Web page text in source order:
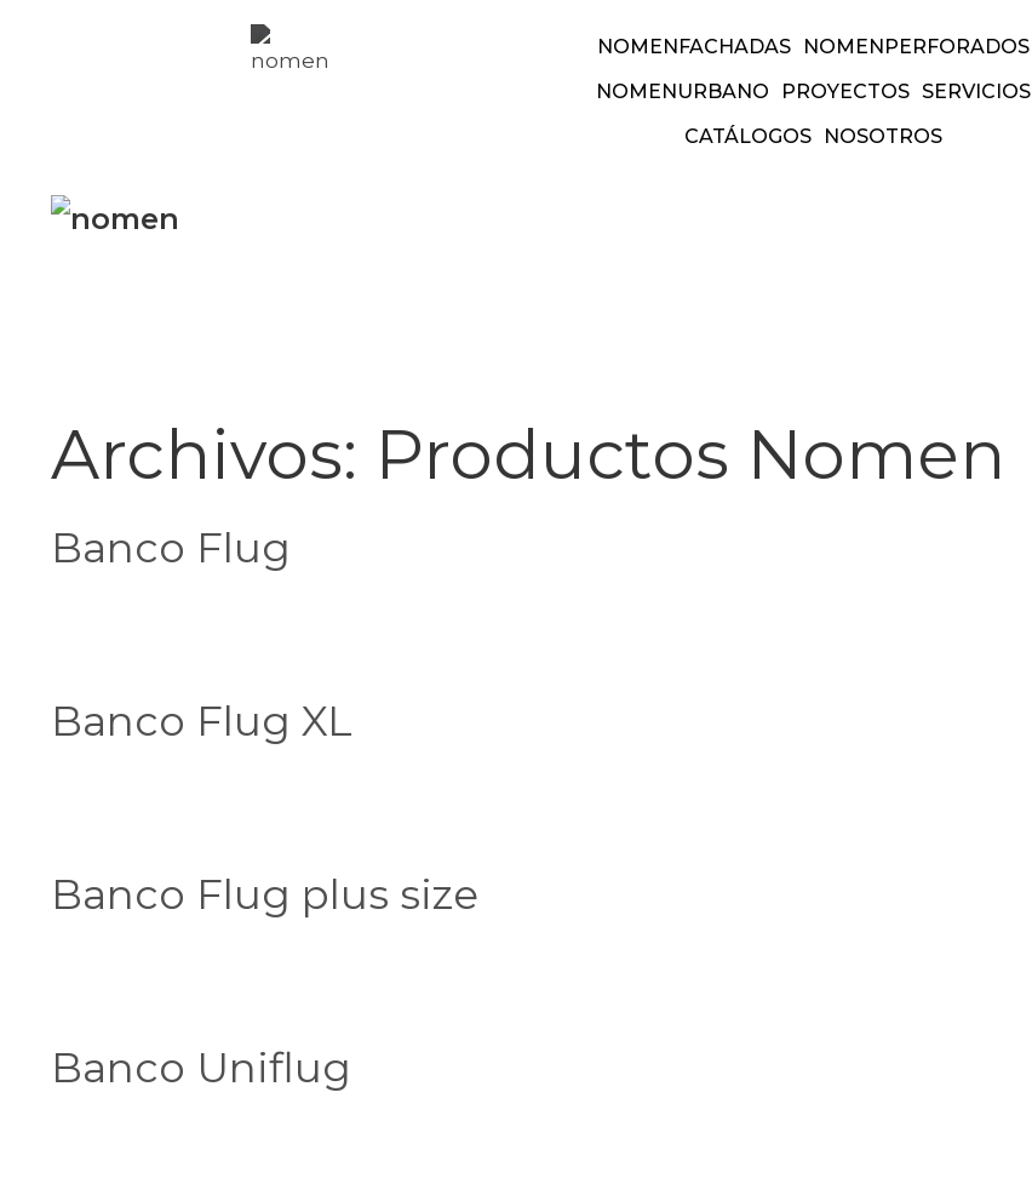
NOMENFACHADAS NOMENPERFORADOS
NOMENURBANO PROYECTOS SERVICIOS
CATÁLOGOS
NOSOTROS
Archivos: Productos Nomen
Banco Flug
Banco Flug XL
Banco Flug plus size
Banco Uniflug